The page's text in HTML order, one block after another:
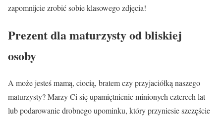
zapomnijcie zrobić sobie klasowego zdjęcia!
Prezent dla maturzysty od bliskiej
osoby
A może jesteś mamą, ciocią, bratem czy przyjaciółką naszego
maturzysty? Marzy Ci się upamiętnienie minionych czterech lat
lub podarowanie drobnego upominku, który przyniesie szczęście